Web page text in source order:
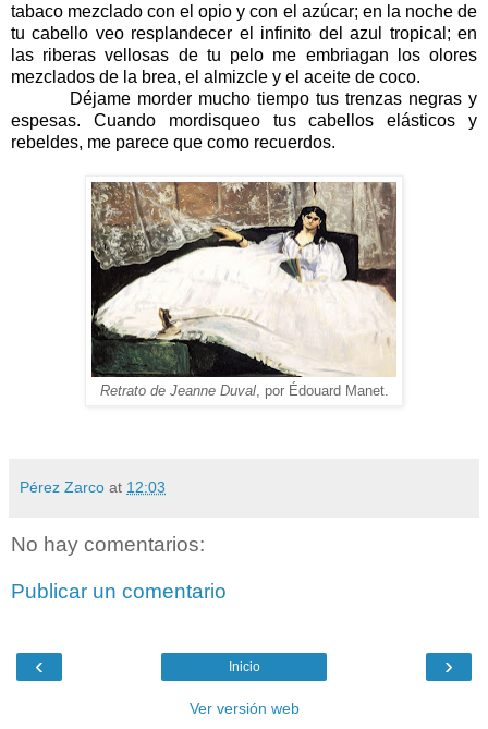
tabaco mezclado con el opio y con el azúcar; en la noche de
tu cabello veo resplandecer el infinito del azul tropical; en
las riberas vellosas de tu pelo me embriagan los olores
mezclados de la brea, el almizcle y el aceite de coco.
Déjame morder mucho tiempo tus trenzas negras y
espesas. Cuando mordisqueo tus cabellos elásticos y
rebeldes, me parece que como recuerdos.
Retrato de Jeanne Duval, por Édouard Manet.
Pérez Zarco at 12:03
No hay comentarios:
Publicar un comentario
‹ ›
Inicio
Ver versión web